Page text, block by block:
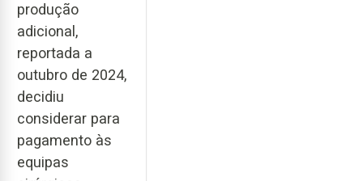
produção
adicional,
reportada a
outubro de 2024,
decidiu
considerar para
pagamento às
equipas